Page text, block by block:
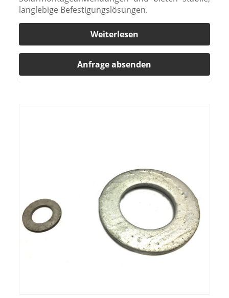
langlebige Befestigungslösungen.
Weiterlesen
Anfrage absenden